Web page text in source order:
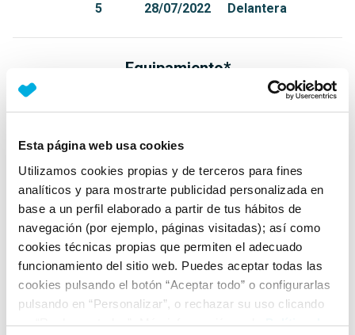
Esta página web usa cookies
Utilizamos cookies propias y de terceros para fines
analíticos y para mostrarte publicidad personalizada en
base a un perfil elaborado a partir de tus hábitos de
navegación (por ejemplo, páginas visitadas); así como
cookies técnicas propias que permiten el adecuado
funcionamiento del sitio web. Puedes aceptar todas las
cookies pulsando el botón “Aceptar todo” o configurarlas
pulsando en “Personalizar”, o rechazar su uso clicando
en “Rechazar todas”. Más información en laPolítica de
5 28/07/2022 Delantera
Equipamiento*
Detalles destacados
Luz diurna LED
+ Ver todos
Ficha técnica
Exterior